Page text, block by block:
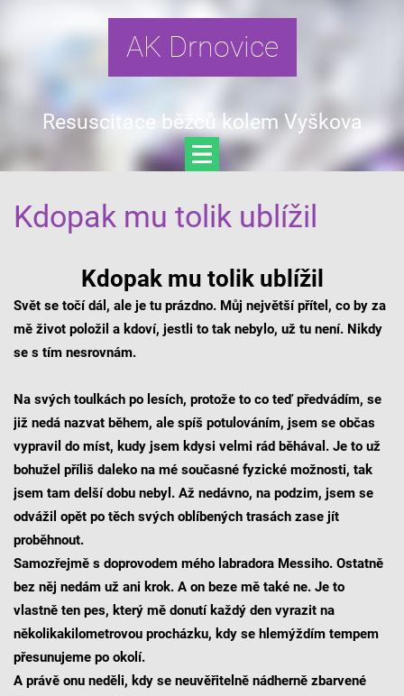
AK Drnovice
Resuscitace běžců kolem Vyškova
Kdopak mu tolik ublížil
Kdopak mu tolik ublížil
Svět se točí dál, ale je tu prázdno. Můj největší přítel, co by za
mě život položil a kdoví, jestli to tak nebylo, už tu není. Nikdy
se s tím nesrovnám.
Na svých toulkách po lesích, protože to co teď předvádím, se
již nedá nazvat během, ale spíš potulováním, jsem se občas
vypravil do míst, kudy jsem kdysi velmi rád běhával. Je to už
bohužel příliš daleko na mé současné fyzické možnosti, tak
jsem tam delší dobu nebyl. Až nedávno, na podzim, jsem se
odvážil opět po těch svých oblíbených trasách zase jít
proběhnout.
Samozřejmě s doprovodem mého labradora Messiho. Ostatně
bez něj nedám už ani krok. A on beze mě také ne. Je to
vlastně ten pes, který mě donutí každý den vyrazit na
několikakilometrovou procházku, kdy se hlemýždím tempem
přesunujeme po okolí.
A právě onu neděli, kdy se neuvěřitelně nádherně zbarvené